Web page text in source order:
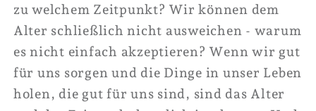
zu welchem Zeitpunkt? Wir können dem
Alter schließlich nicht ausweichen - warum
es nicht einfach akzeptieren? Wenn wir gut
für uns sorgen und die Dinge in unser Leben
holen, die gut für uns sind, sind das Alter